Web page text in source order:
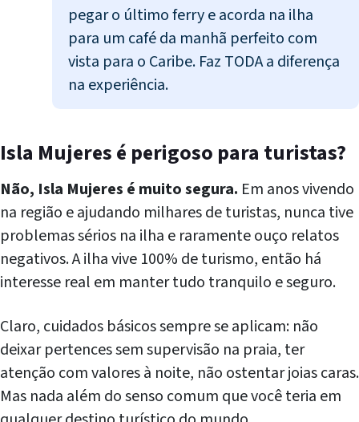
pegar o último ferry e acorda na ilha
para um café da manhã perfeito com
vista para o Caribe. Faz TODA a diferença
na experiência.
Isla Mujeres é perigoso para turistas?
Não, Isla Mujeres é muito segura. Em anos vivendo
na região e ajudando milhares de turistas, nunca tive
problemas sérios na ilha e raramente ouço relatos
negativos. A ilha vive 100% de turismo, então há
interesse real em manter tudo tranquilo e seguro.
Claro, cuidados básicos sempre se aplicam: não
deixar pertences sem supervisão na praia, ter
atenção com valores à noite, não ostentar joias caras.
Mas nada além do senso comum que você teria em